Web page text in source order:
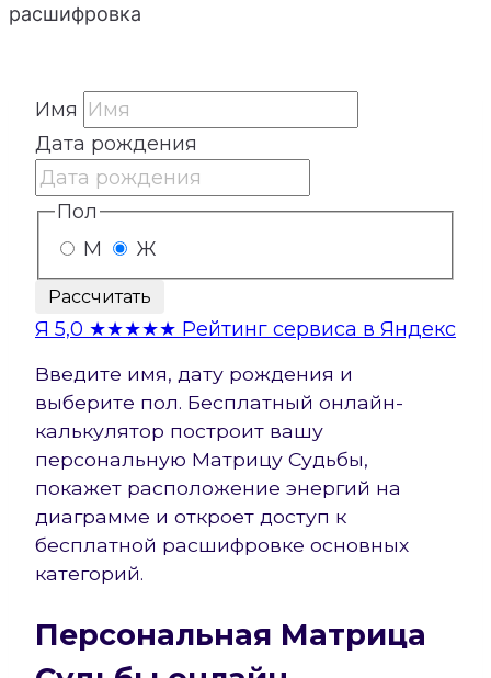
расшифровка
Имя
Дата рождения
Пол
М
Ж
Рассчитать
Я 5,0 ★★★★★ Рейтинг сервиса в Яндекс
Введите имя, дату рождения и
выберите пол. Бесплатный онлайн-
калькулятор построит вашу
персональную Матрицу Судьбы,
покажет расположение энергий на
диаграмме и откроет доступ к
бесплатной расшифровке основных
категорий.
Персональная Матрица